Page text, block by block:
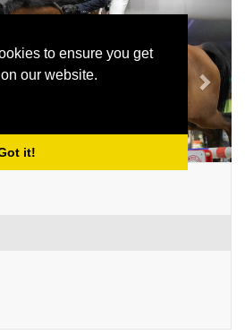
to ensure you get
our website.
it!
Next